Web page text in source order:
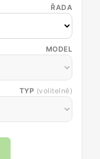
ŘADA
MODEL
TYP (volitelně)